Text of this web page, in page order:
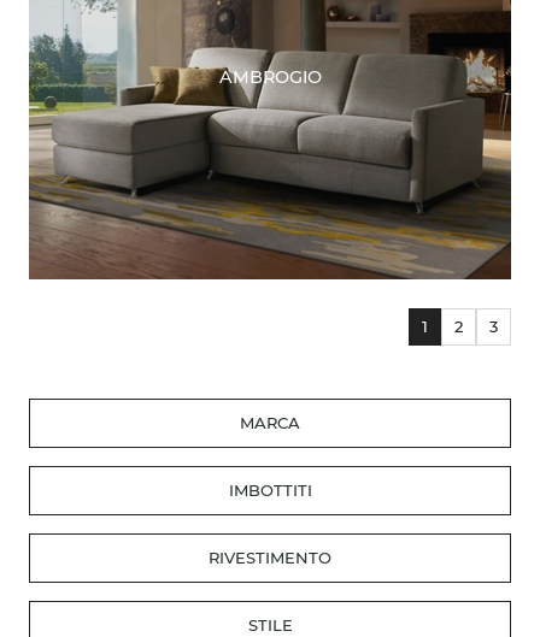
MARCA
IMBOTTITI
RIVESTIMENTO
STILE
1 2 3
AMBROGIO